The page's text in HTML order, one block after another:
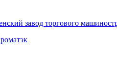
завод торгового